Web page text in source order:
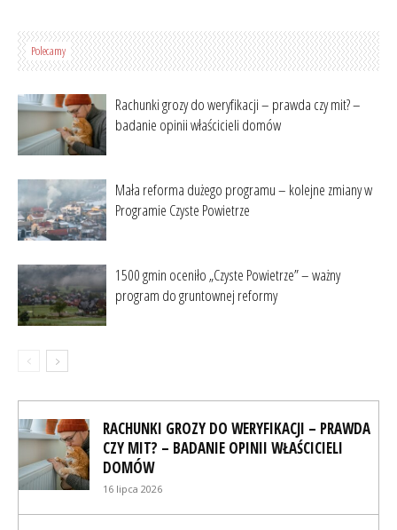
Polecamy
Rachunki grozy do weryfikacji – prawda czy mit? –
badanie opinii właścicieli domów
Mała reforma dużego programu – kolejne zmiany w
Programie Czyste Powietrze
1500 gmin oceniło „Czyste Powietrze” – ważny
program do gruntownej reformy
RACHUNKI GROZY DO WERYFIKACJI – PRAWDA
CZY MIT? – BADANIE OPINII WŁAŚCICIELI
DOMÓW
16 lipca 2026